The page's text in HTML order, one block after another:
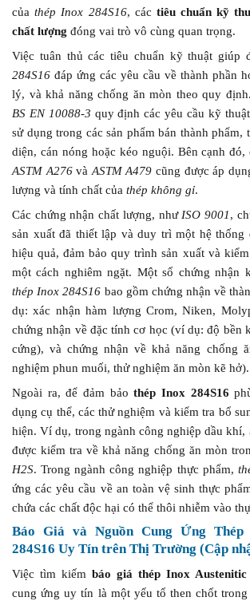
củathép Inox 284S16, các tiêu chuẩn kỹ
chất lượng đóng vai trò vô cùng quan trọng.
Việc tuân thủ các tiêu chuẩn kỹ thuật giúp
284S16 đáp ứng các yêu cầu về thành phần
lý, và khả năng chống ăn mòn theo quy
BS EN 10088-3 quy định các yêu cầu kỹ
sử dụng trong các sản phẩm bán thành phẩm,
diện, cán nóng hoặc kéo nguội. Bên cạnh đó,
ASTM A276và ASTM A479 cũng được áp
lượng và tính chất của thép không gỉ.
Các chứng nhận chất lượng, như ISO 9001,
sản xuất đã thiết lập và duy trì một hệ thống
hiệu quả, đảm bảo quy trình sản xuất và
một cách nghiêm ngặt. Một số chứng nhận
thép Inox 284S16 bao gồm chứng nhận về
dụ: xác nhận hàm lượng Crom, Niken,
chứng nhận về đặc tính cơ học (ví dụ: độ bền
cứng), và chứng nhận về khả năng chống
nghiệm phun muối, thử nghiệm ăn mòn kẽ hở).
Ngoài ra, để đảm bảothép Inox 284S16
dụng cụ thể, các thử nghiệm và kiểm tra bổ
hiện. Ví dụ, trong ngành công nghiệp dầu khí,
được kiểm tra về khả năng chống ăn mòn
H2S. Trong ngành công nghiệp thực phẩm,
ứng các yêu cầu về an toàn vệ sinh thực
chứa các chất độc hại có thể thôi nhiễm vào
Báo Giá và Nguồn Cung Ứng Thép
284S16 Uy Tín trên Thị Trường (Cập
Việc tìm kiếm báo giá thép Inox Austenitic
cung ứng uy tín là một yếu tố then chốt